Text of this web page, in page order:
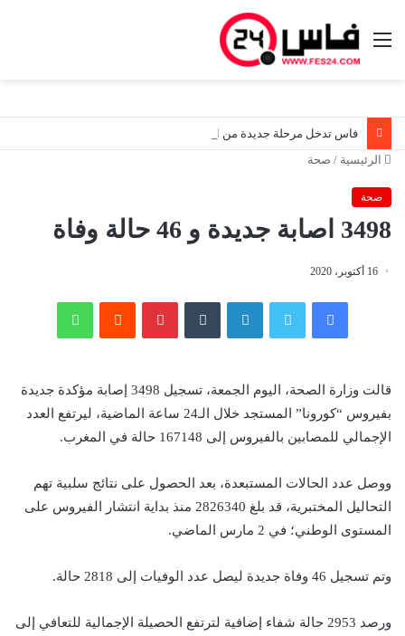
القائمة
الرئيسية / صحة
صحة
3498 اصابة جديدة و 46 حالة وفاة
16 أكتوبر، 2020
فيسبوك لينكدإن بينتيريست
قالت وزارة الصحة، اليوم الجمعة، تسجيل 3498 إصابة مؤكدة جديدة
بفيروس “كورونا” المستجد خلال الـ24 ساعة الماضية، ليرتفع العدد
الإجمالي للمصابين بالفيروس إلى 167148 حالة في المغرب.
ووصل عدد الحالات المستبعدة، بعد الحصول على نتائج سلبية تهم
التحاليل المختبرية، قد بلغ 2826340 منذ بداية انتشار الفيروس على
المستوى الوطني؛ في 2 مارس الماضي.
وتم تسجيل 46 وفاة جديدة ليصل عدد الوفيات إلى 2818 حالة.
ورصد 2953 حالة شفاء إضافية لترتفع الحصيلة الإجمالية للتعافي إلى